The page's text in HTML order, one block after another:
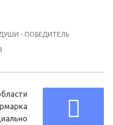
- ПОБЕДИТЕЛЬ